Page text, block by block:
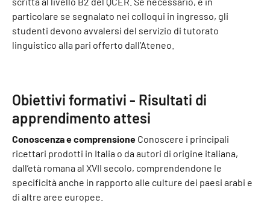
particolare se segnalato nei colloqui in ingresso, gli
studenti devono avvalersi del servizio di tutorato
linguistico alla pari offerto dall’Ateneo.
Obiettivi formativi - Risultati di
apprendimento attesi
Conoscenza e comprensione Conoscere i principali
ricettari prodotti in Italia o da autori di origine italiana,
dall’età romana al XVII secolo, comprendendone le
specificità anche in rapporto alle culture dei paesi arabi e
di altre aree europee.